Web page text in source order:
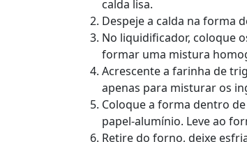
calda lisa.
Despeje a calda na forma
No liquidificador, coloque
formar uma mistura
Acrescente a farinha de
apenas para misturar os
Coloque a forma dentro
papel-alumínio. Leve ao
Retire do forno, deixe